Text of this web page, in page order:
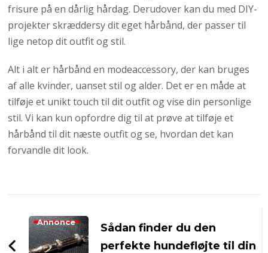
frisure på en dårlig hårdag. Derudover kan du med DIY-
projekter skræddersy dit eget hårbånd, der passer til
lige netop dit outfit og stil.
Alt i alt er hårbånd en modeaccessory, der kan bruges
af alle kvinder, uanset stil og alder. Det er en måde at
tilføje et unikt touch til dit outfit og vise din personlige
stil. Vi kan kun opfordre dig til at prøve at tilføje et
hårbånd til dit næste outfit og se, hvordan det kan
forvandle dit look.
Navigation
Annonce
Sådan finder du den
perfekte hundefløjte til din